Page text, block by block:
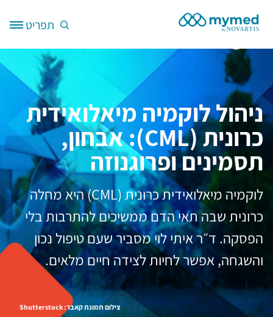
Site Logo תפריט
ניהול לוקמיה מיאלואידית
כרונית (CML): אבחון,
תסמינים ופרוגנוזה
לוקמיה מיאלואידית כרונית (CML) היא מחלה
כרונית שבה תאי הדם ממשיכים להתרבות בלי
הפסקה. ד״ר איתי לוי מסביר שעם טיפול נכון
והשגחה, אפשר לחיות לצידה חיים מלאים.
צילום תמונת קאבר: Shutterstock